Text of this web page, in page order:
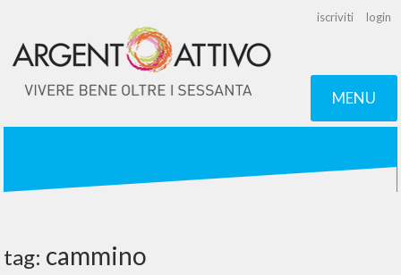
iscriviti login
MENU
tag: cammino